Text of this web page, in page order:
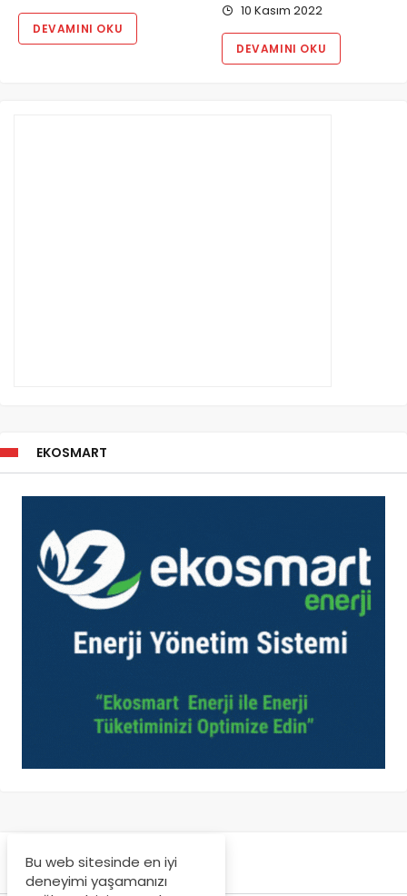
DEVAMINI OKU
10 Kasım 2022
DEVAMINI OKU
EKOSMART
Bu web sitesinde en iyi
deneyimi yaşamanızı